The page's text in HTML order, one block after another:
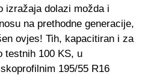
izražaja dolazi možda i
na prethodne generacije,
ovjes! Tih, kapacitiran i za
testnih 100 KS, u
195/55 R16